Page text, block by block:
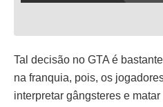
Tal decisão no GTA é
na franquia, pois, os
interpretar gângsteres e